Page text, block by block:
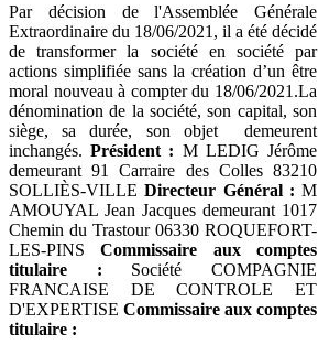
Par décision de l'Assemblée Générale
Extraordinaire du 18/06/2021, il a été décidé
de transformer la société en société par
actions simplifiée sans la création d’un être
moral nouveau à compter du 18/06/2021.La
dénomination de la société, son capital, son
siège, sa durée, son objet demeurent
inchangés.Président : M LEDIG Jérôme
demeurant 91 Carraire des Colles 83210
SOLLIÈS-VILLEDirecteur Général : M
AMOUYAL Jean Jacques demeurant 1017
Chemin du Trastour 06330 ROQUEFORT-
LES-PINSCommissaire aux comptes
titulaire : Société COMPAGNIE
FRANCAISE DE CONTROLE ET
D'EXPERTISE Commissaire aux comptes
titulaire :